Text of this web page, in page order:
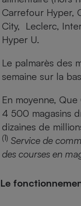
Carrefour Hyper,
City, Leclerc,
Hyper U.
Le palmarès des
semaine sur la
En moyenne,
4 500 magasins
dizaines de
(1) Service de
des courses en
Le